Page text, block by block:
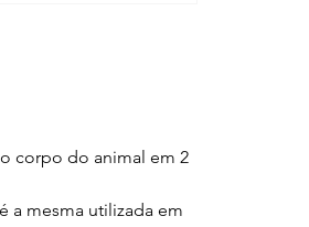
corpo do animal em 2
a mesma utilizada em